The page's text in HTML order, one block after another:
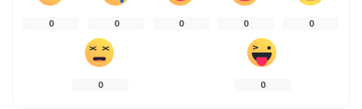
0 0 0 0 0
0 0